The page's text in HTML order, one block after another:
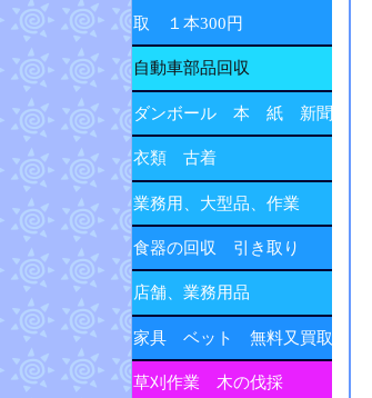
取 １本300円
自動車部品回収
ダンボール 本 紙 新聞
衣類 古着
業務用、大型品、作業
食器の回収 引き取り
店舗、業務用品
家具 ベット 無料又買取
草刈作業 木の伐採